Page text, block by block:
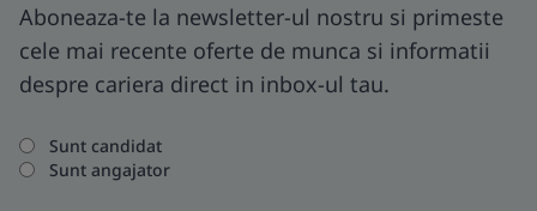
Aboneaza-te la newsletter-ul nostru si primeste
cele mai recente oferte de munca si informatii
despre cariera direct in inbox-ul tau.
Sunt candidat
Sunt angajator